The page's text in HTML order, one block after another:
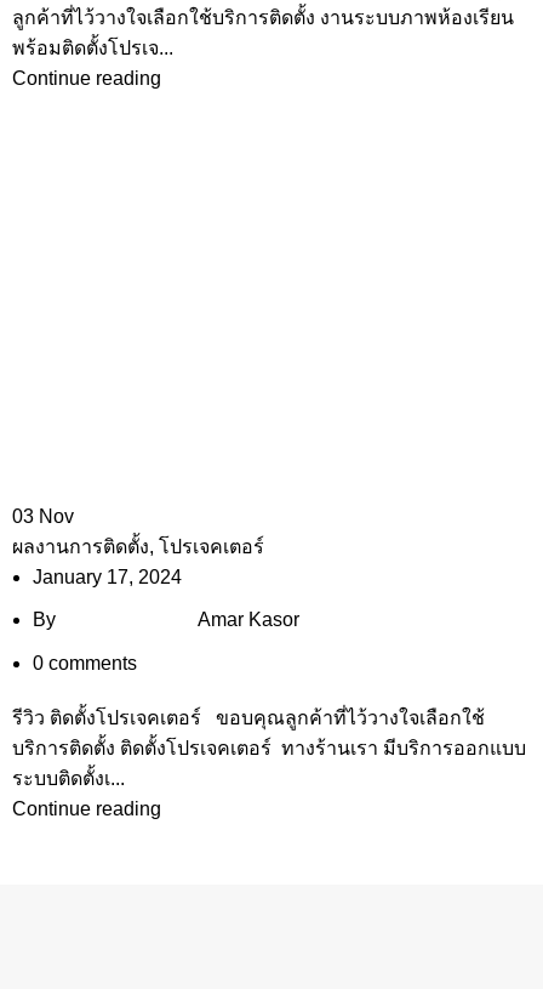
ลูกค้าที่ไว้วางใจเลือกใช้บริการติดตั้ง งานระบบภาพห้องเรียน
พร้อมติดตั้งโปรเจ...
Continue reading
03 Nov
ผลงานการติดตั้ง, โปรเจคเตอร์
January 17, 2024
By Amar Kasor
0 comments
รีวิว ติดตั้งโปรเจคเตอร์ ขอบคุณลูกค้าที่ไว้วางใจเลือกใช้
บริการติดตั้ง ติดตั้งโปรเจคเตอร์ ทางร้านเรา มีบริการออกแบบ
ระบบติดตั้งเ...
Continue reading